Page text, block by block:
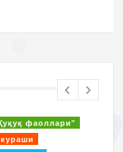
фаоллари"